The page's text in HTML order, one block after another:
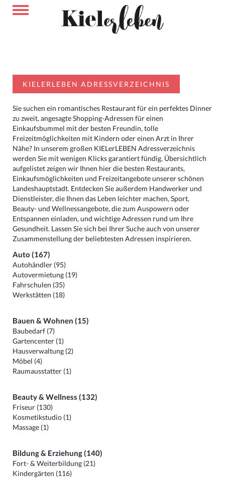
KIELERLEBEN ADRESSVERZEICHNIS
Sie suchen ein romantisches Restaurant für ein perfektes Dinner
zu zweit, angesagte Shopping-Adressen für einen
Einkaufsbummel mit der besten Freundin, tolle
Freizeitmöglichkeiten mit Kindern oder einen Arzt in Ihrer
Nähe? In unserem großen KIELerLEBEN Adressverzeichnis
werden Sie mit wenigen Klicks garantiert fündig. Übersichtlich
aufgelistet zeigen wir Ihnen hier die besten Restaurants,
Einkaufsmöglichkeiten und Freizeitangebote unserer schönen
Landeshauptstadt. Entdecken Sie außerdem Handwerker und
Dienstleister, die Ihnen das Leben leichter machen, Sport,
Beauty- und Wellnessangebote, die zum Auspowern oder
Entspannen einladen, und wichtige Adressen rund um Ihre
Gesundheit. Lassen Sie sich bei Ihrer Suche auch von unserer
Zusammenstellung der beliebtesten Adressen inspirieren.
Auto (167)
Autohändler (95)
Autovermietung (19)
Fahrschulen (35)
Werkstätten (18)
Bauen & Wohnen (15)
Baubedarf (7)
Gartencenter (1)
Hausverwaltung (2)
Möbel (4)
Raumausstatter (1)
Beauty & Wellness (132)
Friseur (130)
Kosmetikstudio (1)
Massage (1)
Bildung & Erziehung (140)
Fort- & Weiterbildung (21)
Kindergärten (116)